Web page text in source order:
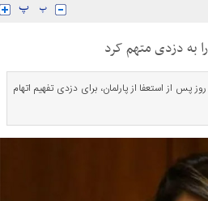
به دزدی متهم کرد
پس از استعفا از پارلمان، برای دزدی تفهیم اتهام